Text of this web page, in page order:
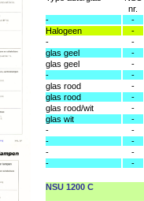
nr.
-
-
Halogeen
-
-
-
glas geel
-
glas geel
-
-
-
glas rood
-
glas rood
-
glas rood/wit
-
glas wit
-
-
-
-
-
-
-
-
-
NSU 1200 C